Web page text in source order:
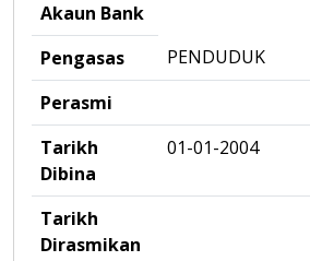
Akaun Bank
Pengasas
PENDUDUK
Perasmi
Tarikh
Dibina
01-01-2004
Tarikh
Dirasmikan